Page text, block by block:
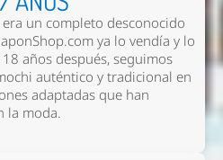
un completo desconocido
ya lo vendía y lo
años después, seguimos
auténtico y tradicional en
adaptadas que han
la moda.